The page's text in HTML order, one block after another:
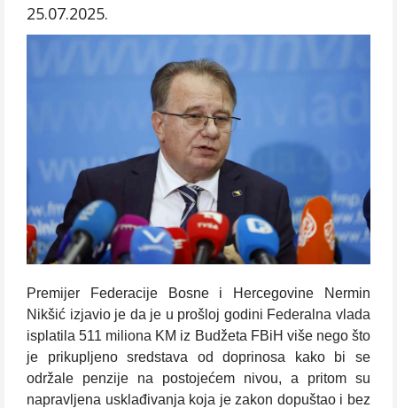
25.07.2025.
Premijer Federacije Bosne i Hercegovine Nermin
Nikšić izjavio je da je u prošloj godini Federalna vlada
isplatila 511 miliona KM iz Budžeta FBiH više nego što
je prikupljeno sredstava od doprinosa kako bi se
održale penzije na postojećem nivou, a pritom su
napravljena usklađivanja koja je zakon dopuštao i bez